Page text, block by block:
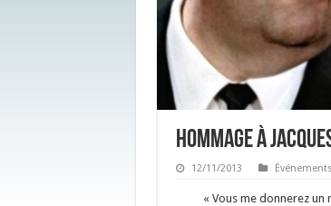
Hommage à
12/11/2013 Événements
« Vous me donnerez un